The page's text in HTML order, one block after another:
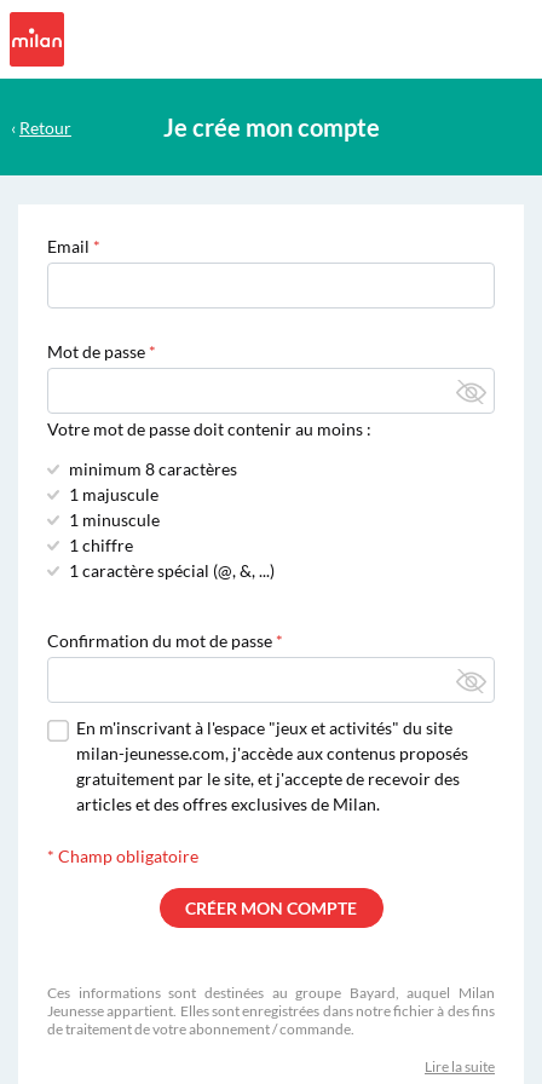
Je crée mon compte
‹ Retour
Email
Mot de passe
Votre mot de passe doit contenir au moins :
minimum 8 caractères
1 majuscule
1 minuscule
1 chiffre
1 caractère spécial (@, &, ...)
Confirmation du mot de passe
En m'inscrivant à l'espace "jeux et activités" du site
milan-jeunesse.com, j'accède aux contenus proposés
gratuitement par le site, et j'accepte de recevoir des
articles et des offres exclusives de Milan.
* Champ obligatoire
Ces informations sont destinées au groupe Bayard, auquel Milan
Jeunesse appartient. Elles sont enregistrées dans notre fichier à des fins
de traitement de votre abonnement / commande.
Lire la suite